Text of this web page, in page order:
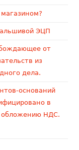
ЭЦП
от
из
дела.
оснований
в
обложению НДС.